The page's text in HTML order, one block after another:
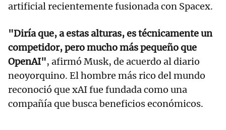
artificial recientemente fusionada con Spacex.
"Diría que, a estas alturas, es técnicamente un
competidor, pero mucho más pequeño que
OpenAI", afirmó Musk, de acuerdo al diario
neoyorquino. El hombre más rico del mundo
reconoció que xAI fue fundada como una
compañía que busca beneficios económicos.